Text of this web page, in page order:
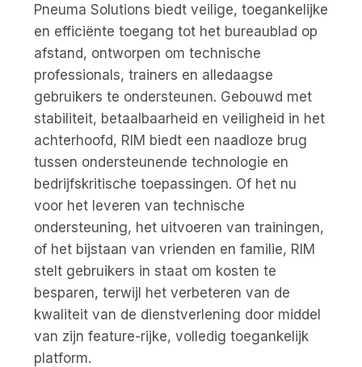
Pneuma Solutions biedt veilige, toegankelijke
en efficiënte toegang tot het bureaublad op
afstand, ontworpen om technische
professionals, trainers en alledaagse
gebruikers te ondersteunen. Gebouwd met
stabiliteit, betaalbaarheid en veiligheid in het
achterhoofd, RIM biedt een naadloze brug
tussen ondersteunende technologie en
bedrijfskritische toepassingen. Of het nu
voor het leveren van technische
ondersteuning, het uitvoeren van trainingen,
of het bijstaan van vrienden en familie, RIM
stelt gebruikers in staat om kosten te
besparen, terwijl het verbeteren van de
kwaliteit van de dienstverlening door middel
van zijn feature-rijke, volledig toegankelijk
platform.